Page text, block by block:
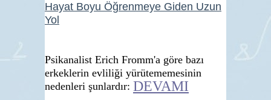
Hayat Boyu Öğrenmeye Giden Uzun
Yol
Psikanalist Erich Fromm'a göre bazı
erkeklerin evliliği yürütememesinin
nedenleri şunlardır: DEVAMI